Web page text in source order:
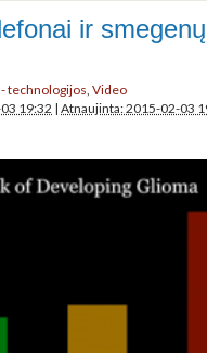
ir
technologijos Video
19:32 | Atnaujinta: 2015-02-03